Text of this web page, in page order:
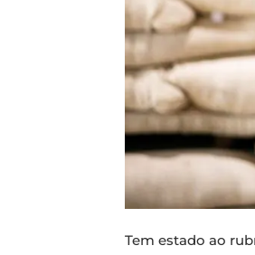
Tem estado ao